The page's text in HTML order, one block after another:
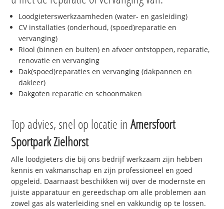
Loodgieterswerkzaamheden (water- en gasleiding)
CV installaties (onderhoud, (spoed)reparatie en
vervanging)
Riool (binnen en buiten) en afvoer ontstoppen, reparatie,
renovatie en vervanging
Dak(spoed)reparaties en vervanging (dakpannen en
dakleer)
Dakgoten reparatie en schoonmaken
Top advies, snel op locatie inAmersfoort
Sportpark Zielhorst
Alle loodgieters die bij ons bedrijf werkzaam zijn hebben
kennis en vakmanschap en zijn professioneel en goed
opgeleid. Daarnaast beschikken wij over de modernste en
juiste apparatuur en gereedschap om alle problemen aan
zowel gas als waterleiding snel en vakkundig op te lossen.